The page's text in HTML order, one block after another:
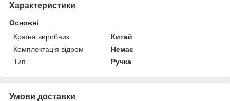
Характеристики
Основні
Країна виробник
Китай
Комплектація відром
Немає
Тип
Ручка
Умови доставки